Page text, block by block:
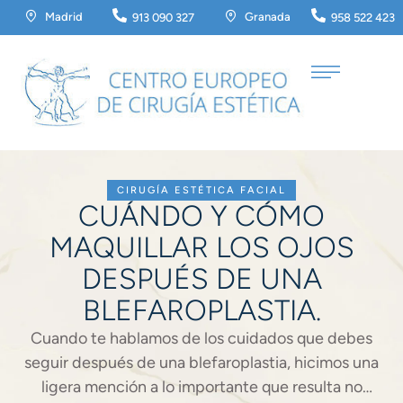
Madrid 913 090 327 Granada 958 522 423
CIRUGÍA ESTÉTICA FACIAL
CUÁNDO Y CÓMO
MAQUILLAR LOS OJOS
DESPUÉS DE UNA
BLEFAROPLASTIA.
Cuando te hablamos de los cuidados que debes
seguir después de una blefaroplastia, hicimos una
ligera mención a lo importante que resulta no